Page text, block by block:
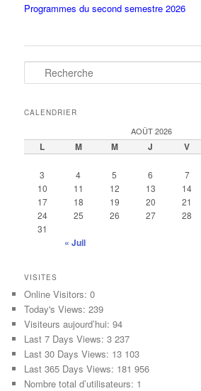
Programmes du second semestre 2026
e
h
CALENDRIER
AOÛT 2026
L M M J V
3
4 5 6 7
10
11 12 13 14
17
18 19 20 21
24
25 26 27 28
31
« Juil
VISITES
Online Visitors:0
Today's Views:239
Visiteurs aujourd’hui:94
Last 7 Days Views:3 237
Last 30 Days Views: 13 103
Last 365 Days Views: 181 956
Nombre total d’utilisateurs: 1